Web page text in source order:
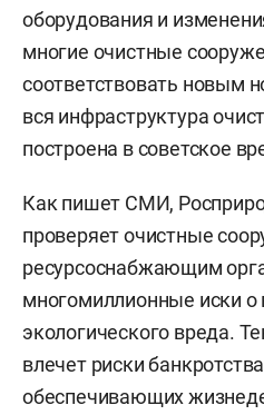
оборудования и
многие очистные
соответствовать новым
вся инфраструктура
построена в советское
Как пишет СМИ,
проверяет очистные
ресурсоснабжающим
многомиллионные иски
экологического вреда.
влечет риски
обеспечивающих